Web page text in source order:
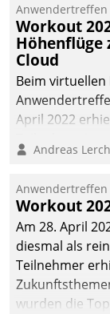
meistern und
wuppen – bei
Aufgaben und
abnehmendem
Anwendertreffen
Workout
Höhenflüge
Cloud
Beim
April 2022
Teilnehmer
Cloud-
Lösungen mit
Andreas
Anwendertreffen
Workout
Am 28. April
diesmal als
Teilnehmer
wurden die